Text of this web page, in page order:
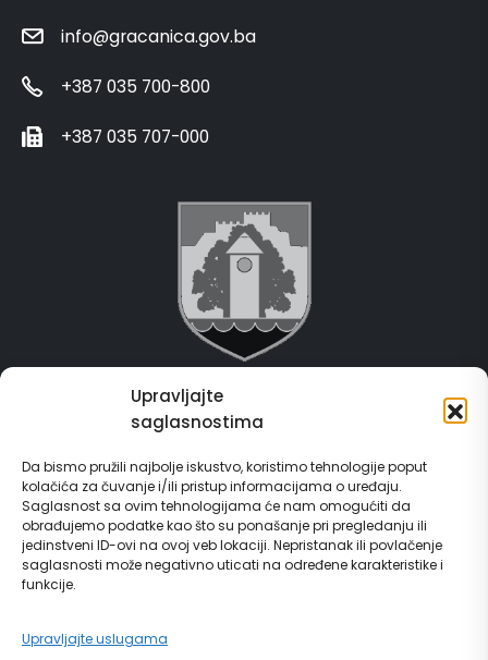
Upravljajte
saglasnostima
Da bismo pružili najbolje iskustvo, koristimo tehnologije poput
kolačića za čuvanje i/ili pristup informacijama o uređaju.
Saglasnost sa ovim tehnologijama će nam omogućiti da
obrađujemo podatke kao što su ponašanje pri pregledanju ili
jedinstveni ID-ovi na ovoj veb lokaciji. Nepristanak ili povlačenje
saglasnosti može negativno uticati na određene karakteristike i
funkcije.
Upravljajte uslugama
info@gracanica.gov.ba
+387 035 700-800
+387 035 707-000
Grad Gračanica
E-Matičar
72 sata sistem
Invest in Gračanica
Vodič za građane